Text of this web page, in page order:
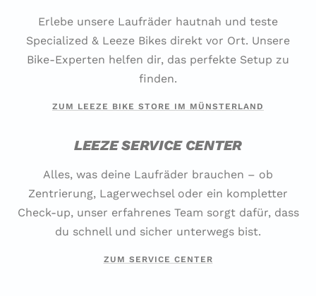
Erlebe unsere Laufräder hautnah und teste
Specialized & Leeze Bikes direkt vor Ort. Unsere
Bike-Experten helfen dir, das perfekte Setup zu
finden.
ZUM LEEZE BIKE STORE IM MÜNSTERLAND
LEEZE SERVICE CENTER
Alles, was deine Laufräder brauchen – ob
Zentrierung, Lagerwechsel oder ein kompletter
Check-up, unser erfahrenes Team sorgt dafür, dass
du schnell und sicher unterwegs bist.
ZUM SERVICE CENTER